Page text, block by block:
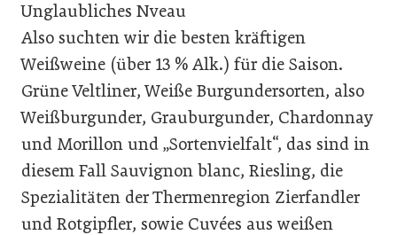
Unglaubliches Nveau
Also suchten wir die besten kräftigen
Weißweine (über 13 % Alk.) für die Saison.
Grüne Veltliner, Weiße Burgundersorten, also
Weißburgunder, Grauburgunder, Chardonnay
und Morillon und „Sortenvielfalt“, das sind in
diesem Fall Sauvignon blanc, Riesling, die
Spezialitäten der Thermenregion Zierfandler
und Rotgipfler, sowie Cuvées aus weißen